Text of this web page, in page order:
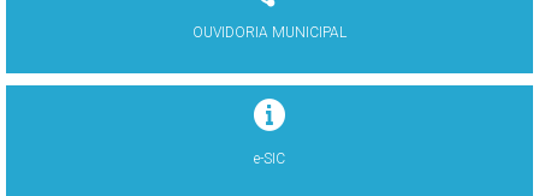
OUVIDORIA MUNICIPAL
e-SIC